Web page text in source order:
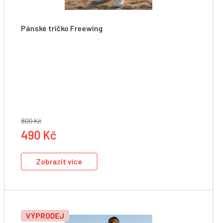
Pánské tričko Freewing
800 Kč
490 Kč
Zobrazit více
VÝPRODEJ